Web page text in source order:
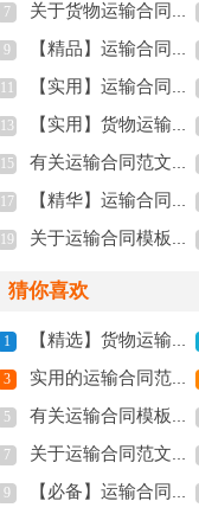
7 关于货物运输合同模板集合5篇
9 【精品】运输合同模板合集九篇
【实用】运输合同范文锦集5篇
13 【实用】货物运输合同3篇
15 有关运输合同范文汇总6篇
17 【精华】运输合同模板锦集八篇
19 关于运输合同模板汇编八篇
猜你喜欢
1 【精选】货物运输合同4篇
3 实用的运输合同范文锦集5篇
5 有关运输合同模板六篇
7 关于运输合同范文锦集九篇
9 【必备】运输合同模板汇编六篇